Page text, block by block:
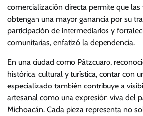
comercialización directa permite que las
obtengan una mayor ganancia por su
participación de intermediarios y
comunitarias, enfatizó la dependencia.
En una ciudad como Pátzcuaro,
histórica, cultural y turística, contar con
especializado también contribuye a
artesanal como una expresión viva del
Michoacán. Cada pieza representa no